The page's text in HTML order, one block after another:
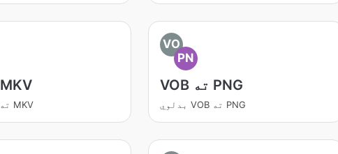
VOB ته MKV
بدلوي VOB ته MKV
VO
PN
VOB ته PNG
بدلوي VOB ته PNG